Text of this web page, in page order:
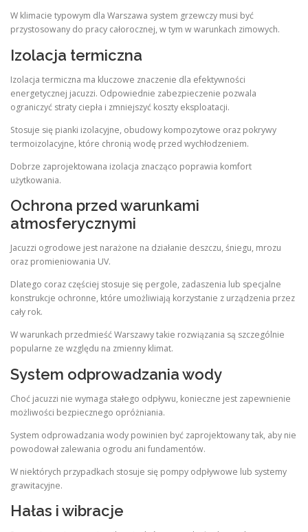
W klimacie typowym dla Warszawa system grzewczy musi być
przystosowany do pracy całorocznej, w tym w warunkach zimowych.
Izolacja termiczna
Izolacja termiczna ma kluczowe znaczenie dla efektywności
energetycznej jacuzzi. Odpowiednie zabezpieczenie pozwala
ograniczyć straty ciepła i zmniejszyć koszty eksploatacji.
Stosuje się pianki izolacyjne, obudowy kompozytowe oraz pokrywy
termoizolacyjne, które chronią wodę przed wychłodzeniem.
Dobrze zaprojektowana izolacja znacząco poprawia komfort
użytkowania.
Ochrona przed warunkami
atmosferycznymi
Jacuzzi ogrodowe jest narażone na działanie deszczu, śniegu, mrozu
oraz promieniowania UV.
Dlatego coraz częściej stosuje się pergole, zadaszenia lub specjalne
konstrukcje ochronne, które umożliwiają korzystanie z urządzenia przez
cały rok.
W warunkach przedmieść Warszawy takie rozwiązania są szczególnie
popularne ze względu na zmienny klimat.
System odprowadzania wody
Choć jacuzzi nie wymaga stałego odpływu, konieczne jest zapewnienie
możliwości bezpiecznego opróżniania.
System odprowadzania wody powinien być zaprojektowany tak, aby nie
powodował zalewania ogrodu ani fundamentów.
W niektórych przypadkach stosuje się pompy odpływowe lub systemy
grawitacyjne.
Hałas i wibracje